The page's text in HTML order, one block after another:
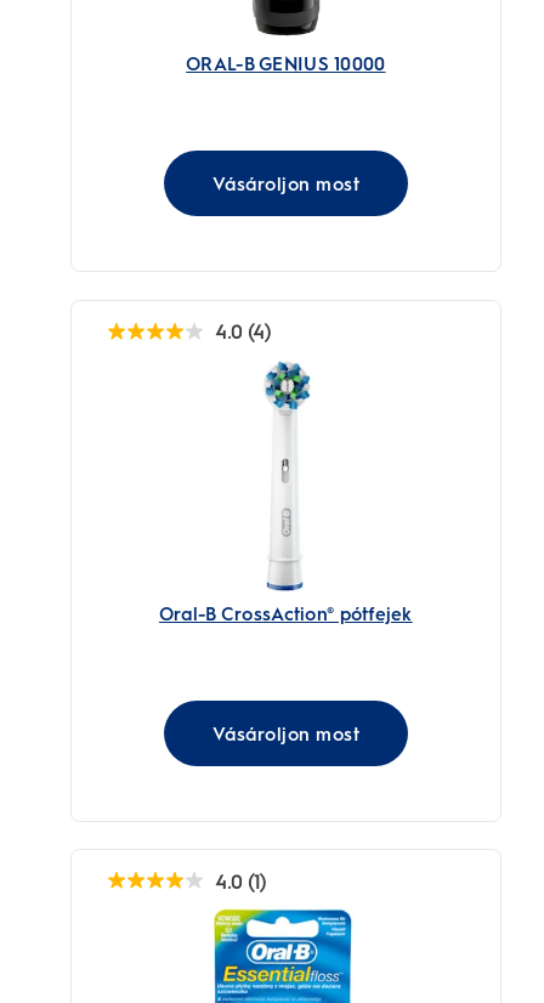
ORAL-B GENIUS 10000
Vásároljon most
4.0 (4)
4.0
Oral-B CrossAction® pótfejek
Vásároljon most
4.0 (1)
4.0